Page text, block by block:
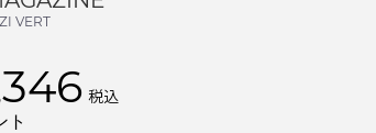
VERT
税込
ト